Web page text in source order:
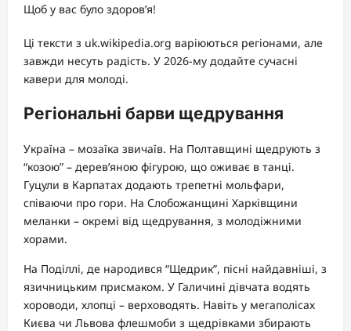
Щоб у вас було здоров’я!
Ці тексти з uk.wikipedia.org варіюються регіонами, але
завжди несуть радість. У 2026-му додайте сучасні
кавери для молоді.
Регіональні барви щедрування
Україна – мозаїка звичаїв. На Полтавщині щедрують з
“козою” – дерев’яною фігурою, що оживає в танці.
Гуцули в Карпатах додають трепетні мольфари,
співаючи про гори. На Слобожанщині Харківщини
меланки – окремі від щедрування, з молодіжними
хорами.
На Поділлі, де народився “Щедрик”, пісні найдавніші, з
язичницьким присмаком. У Галичині дівчата водять
хороводи, хлопці – верховодять. Навіть у мегаполісах
Києва чи Львова флешмоби з щедрівками збирають